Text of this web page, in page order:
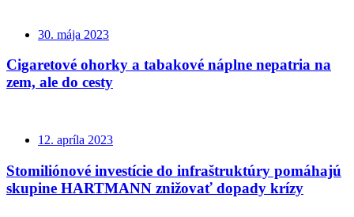
30. mája 2023
Cigaretové ohorky a tabakové náplne nepatria na
zem, ale do cesty
12. apríla 2023
Stomiliónové investície do infraštruktúry pomáhajú
skupine HARTMANN znižovať dopady krízy